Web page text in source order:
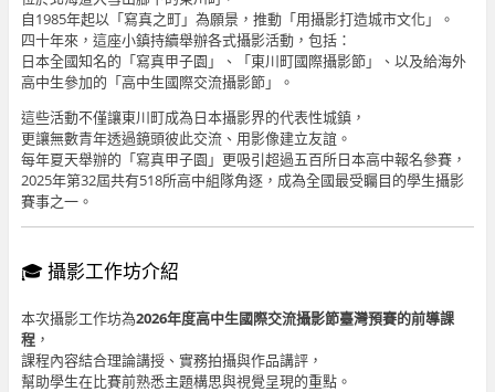
自1985年起以「寫真之町」為願景，推動「用攝影打造城市文化」。
四十年來，這座小鎮持續舉辦各式攝影活動，包括：
日本全國知名的「寫真甲子園」、「東川町國際攝影節」、以及給海外
高中生參加的「高中生國際交流攝影節」。
這些活動不僅讓東川町成為日本攝影界的代表性城鎮，
更讓無數青年透過鏡頭彼此交流、用影像建立友誼。
每年夏天舉辦的「寫真甲子園」更吸引超過五百所日本高中報名參賽，
2025年第32屆共有518所高中組隊角逐，成為全國最受矚目的學生攝影
賽事之一。
🎓 攝影工作坊介紹
本次攝影工作坊為2026年度高中生國際交流攝影節臺灣預賽的前導課
程，
課程內容結合理論講授、實務拍攝與作品講評，
幫助學生在比賽前熟悉主題構思與視覺呈現的重點。